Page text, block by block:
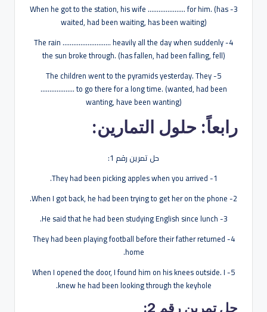
3- When he got to the station, his wife ………………… for him. (has
waited, had been waiting, has been waiting)
4- The rain ……………………… heavily all the day when suddenly
the sun broke through. (has fallen, had been falling, fell)
5- The children went to the pyramids yesterday. They
………………. to go there for a long time. (wanted, had been
wanting, have been wanting)
رابعاً: حلول التمارين:
حل تمرين رقم 1:
1- They had been picking apples when you arrived.
2- When I got back, he had been trying to get her on the phone.
3- He said that he had been studying English since lunch.
4- They had been playing football before their father returned
home.
5- When I opened the door, I found him on his knees outside. I
knew he had been looking through the keyhole.
حل تمرين رقم 2: